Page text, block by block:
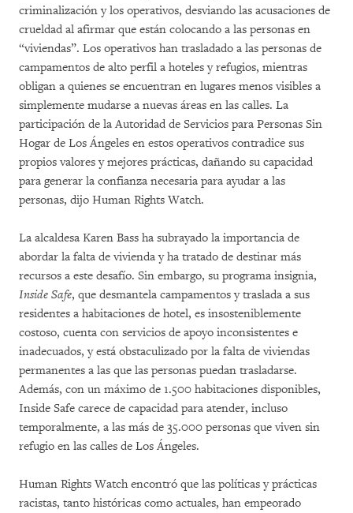
criminalización y los operativos, desviando las acusaciones de
crueldad al afirmar que están colocando a las personas en
“viviendas”. Los operativos han trasladado a las personas de
campamentos de alto perfil a hoteles y refugios, mientras
obligan a quienes se encuentran en lugares menos visibles a
simplemente mudarse a nuevas áreas en las calles. La
participación de la Autoridad de Servicios para Personas Sin
Hogar de Los Ángeles en estos operativos contradice sus
propios valores y mejores prácticas, dañando su capacidad
para generar la confianza necesaria para ayudar a las
personas, dijo Human Rights Watch.
La alcaldesa Karen Bass ha subrayado la importancia de
abordar la falta de vivienda y ha tratado de destinar más
recursos a este desafío. Sin embargo, su programa insignia,
Inside Safe, que desmantela campamentos y traslada a sus
residentes a habitaciones de hotel, es insosteniblemente
costoso, cuenta con servicios de apoyo inconsistentes e
inadecuados, y está obstaculizado por la falta de viviendas
permanentes a las que las personas puedan trasladarse.
Además, con un máximo de 1.500 habitaciones disponibles,
Inside Safe carece de capacidad para atender, incluso
temporalmente, a las más de 35.000 personas que viven sin
refugio en las calles de Los Ángeles.
Human Rights Watch encontró que las políticas y prácticas
racistas, tanto históricas como actuales, han empeorado